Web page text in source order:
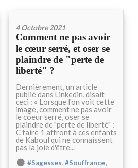
4 Octobre 2021
Comment ne pas avoir
le cœur serré, et oser se
plaindre de "perte de
liberté" ?
Dernièrement, un article
publié dans Linkedin, disait
ceci : « Lorsque l'on voit cette
image, comment ne pas avoir
le coeur serré, oser se
plaindre de "perte de liberté" :
C faire 1 affront à ces enfants
de Kaboul qui ne connaissent
pas la joie d'être...
#Sagesses,#Souffrance,